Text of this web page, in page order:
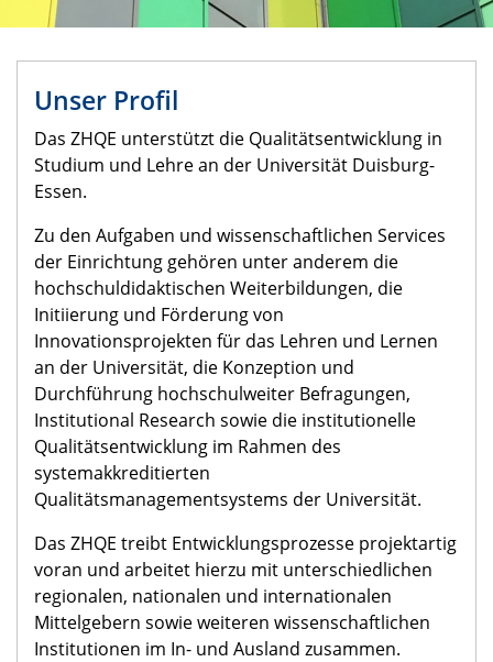
Unser Profil
Das ZHQE unterstützt die Qualitätsentwicklung in
Studium und Lehre an der Universität Duisburg-
Essen.
Zu den Aufgaben und wissenschaftlichen Services
der Einrichtung gehören unter anderem die
hochschuldidaktischen Weiterbildungen, die
Initiierung und Förderung von
Innovationsprojekten für das Lehren und Lernen
an der Universität, die Konzeption und
Durchführung hochschulweiter Befragungen,
Institutional Research sowie die institutionelle
Qualitätsentwicklung im Rahmen des
systemakkreditierten
Qualitätsmanagementsystems der Universität.
Das ZHQE treibt Entwicklungsprozesse projektartig
voran und arbeitet hierzu mit unterschiedlichen
regionalen, nationalen und internationalen
Mittelgebern sowie weiteren wissenschaftlichen
Institutionen im In- und Ausland zusammen.